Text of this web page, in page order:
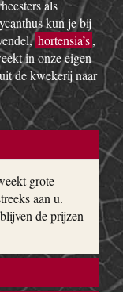
zoals
en coniferen van
de gangbare
Ook extra
als
kun je bij
in onze eigen
de kwekerij naar